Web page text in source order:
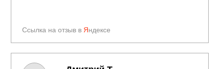
Ссылка на отзыв в Яндексе